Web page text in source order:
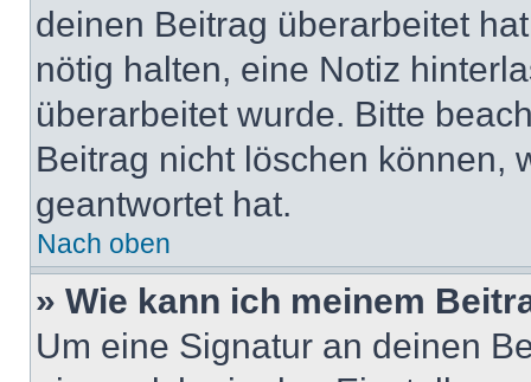
deinen Beitrag überarbeitet
nötig halten, eine Notiz
überarbeitet wurde. Bitte
Beitrag nicht löschen können,
geantwortet hat.
Nach oben
» Wie kann ich meinem
Um eine Signatur an deinen